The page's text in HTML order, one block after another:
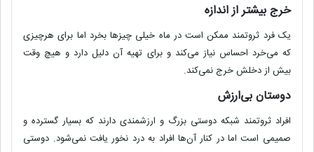
خرج بیشتر از اندازه
یک فرد ثروتمند ممکن است در ماه خیلی چیز‌ها بخرد اما برای هرچیزی
که می‌خرد احساس نیاز می‌کند و برای تهیه آن دلیل دارد و هیچ وقت
بیش از دخلش خرج نمی‌کند.
دوستان بی‌ارزش
افراد ثروتمند شبکه دوستی بزرگ و ارزشمندی دارند که بسیار گسترده و
صمیمی است اما در کنار آن‌ها افراد به درد نخور یافت نمی‌شود. دوستی